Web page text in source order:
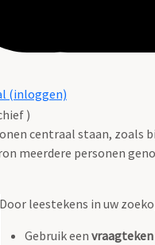
(inloggen)
)
centraal staan,
meerdere personen
Door leestekens in uw
Gebruik een vraagteken